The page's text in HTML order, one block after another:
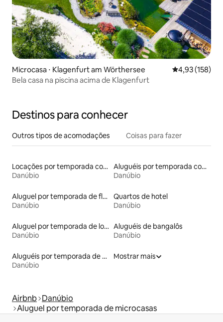
Microcasa ⋅ Klagenfurt am Wörthersee 4,93 de uma
4,93 (158)
Bela casa na piscina acima de Klagenfurt
Destinos para conhecer
Outros tipos de acomodações Coisas para fazer
Locações por temporada com piscina
Danúbio
Aluguéis por temporada com vista para a praia
Danúbio
Aluguel por temporada de flats
Danúbio
Quartos de hotel
Danúbio
Aluguel por temporada de lofts
Danúbio
Aluguéis de bangalôs
Danúbio
Aluguéis por temporada de acomodações de luxo
Danúbio
Mostrar mais
Airbnb Danúbio
Aluguel por temporada de microcasas